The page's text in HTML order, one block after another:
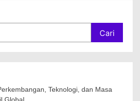
Cari
Teknologi, dan Masa
Global